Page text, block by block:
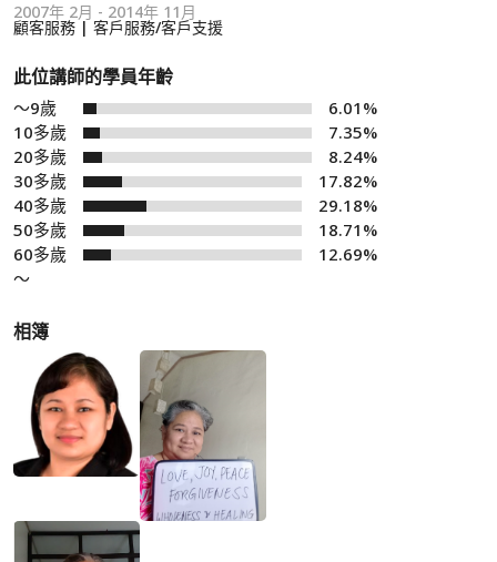
2007年 2月 - 2014年 11月
顧客服務 | 客戶服務/客戶支援
此位講師的學員年齡
～9歲
6.01%
10多歲
7.35%
20多歲
8.24%
30多歲
17.82%
40多歲
29.18%
50多歲
18.71%
60多歲
～
12.69%
相簿